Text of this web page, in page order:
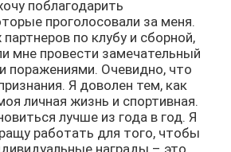
поблагодарить
проголосовали за меня.
по клубу и сборной,
мне провести замечательный
поражениями. Очевидно, что
Я доволен тем, как
личная жизнь и спортивная.
лучше из года в год. Я
работать для того, чтобы
награды – это